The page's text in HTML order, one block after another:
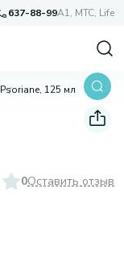
637-88-99A1, МТС, Life
Psoriane, 125 мл
0Оставить отзыв